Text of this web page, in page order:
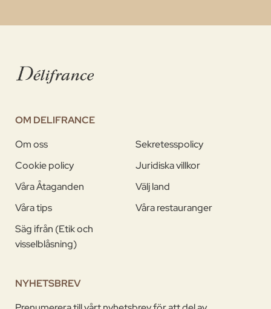
OM DELIFRANCE
Om oss
Sekretesspolicy
Cookie policy
Juridiska villkor
Våra Åtaganden
Välj land
Våra tips
Våra restauranger
Säg ifrån (Etik och
visselblåsning)
NYHETSBREV